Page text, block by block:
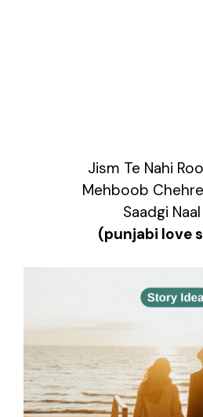
Jism Te Nahi
Mehboob
Saadgi Naal
(punjabi love